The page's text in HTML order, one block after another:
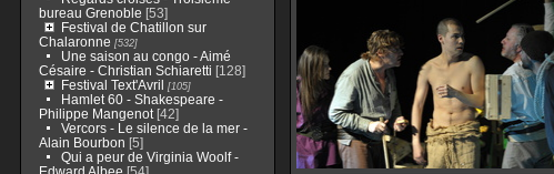
bureau Grenoble [53]
Festival de Chatillon sur
Chalaronne [532]
Une saison au congo - Aimé
Césaire - Christian Schiaretti [128]
Festival Text'Avril [105]
Hamlet 60 - Shakespeare -
Philippe Mangenot[42]
Vercors - Le silence de la mer -
Alain Bourbon [5]
Qui a peur de Virginia Woolf -